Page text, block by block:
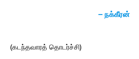
– நக்கீரன்
(கடந்தவாரத் தொடர்ச்சி)